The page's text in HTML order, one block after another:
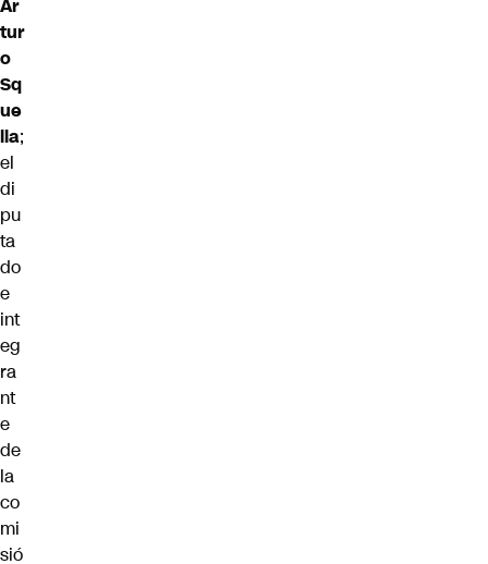
Ar
tur
o
Sq
ue
lla;
el
di
pu
ta
do
e
int
eg
ra
nt
e
de
la
co
mi
sió